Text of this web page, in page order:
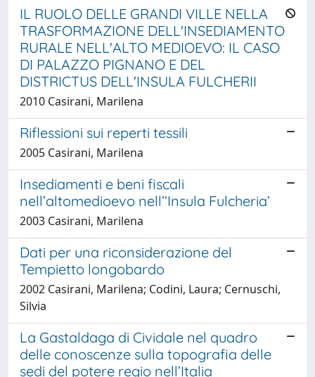
IL RUOLO DELLE GRANDI VILLE NELLA
TRASFORMAZIONE DELL'INSEDIAMENTO
RURALE NELL'ALTO MEDIOEVO: IL CASO
DI PALAZZO PIGNANO E DEL
DISTRICTUS DELL'INSULA FULCHERII
2010 Casirani, Marilena
Riflessioni sui reperti tessili
2005 Casirani, Marilena
Insediamenti e beni fiscali
nell’altomedioevo nell’‘Insula Fulcheria’
2003 Casirani, Marilena
Dati per una riconsiderazione del
Tempietto longobardo
2002 Casirani, Marilena; Codini, Laura; Cernuschi,
Silvia
La Gastaldaga di Cividale nel quadro
delle conoscenze sulla topografia delle
sedi del potere regio nell’Italia